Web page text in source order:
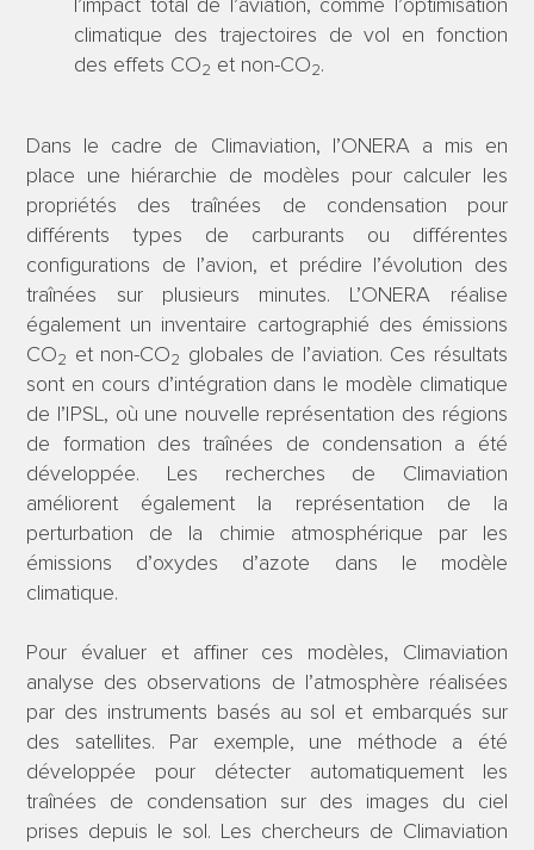
l’impact total de l’aviation, comme l’optimisation
climatique des trajectoires de vol en fonction
des effets CO2 et non-CO2.
Dans le cadre de Climaviation, l’ONERA a mis en
place une hiérarchie de modèles pour calculer les
propriétés des traînées de condensation pour
différents types de carburants ou différentes
configurations de l’avion, et prédire l’évolution des
traînées sur plusieurs minutes. L’ONERA réalise
également un inventaire cartographié des émissions
CO2 et non-CO2
globales de l’aviation. Ces résultats
sont en cours d’intégration dans le modèle climatique
de l’IPSL, où une nouvelle représentation des régions
de formation des traînées de condensation a été
développée. Les recherches de Climaviation
améliorent également la représentation de la
perturbation de la chimie atmosphérique par les
émissions d’oxydes d’azote dans le modèle
climatique.
Pour évaluer et affiner ces modèles, Climaviation
analyse des observations de l’atmosphère réalisées
par des instruments basés au sol et embarqués sur
des satellites. Par exemple, une méthode a été
développée pour détecter automatiquement les
traînées de condensation sur des images du ciel
prises depuis le sol. Les chercheurs de Climaviation